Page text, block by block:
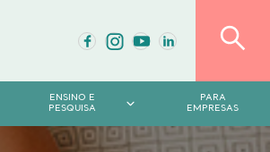
ENSINO E
PESQUISA
PARA
EMPRESAS